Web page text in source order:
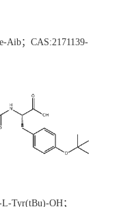
Aib；CAS:2171139-
L-Tyr(tBu)-OH；